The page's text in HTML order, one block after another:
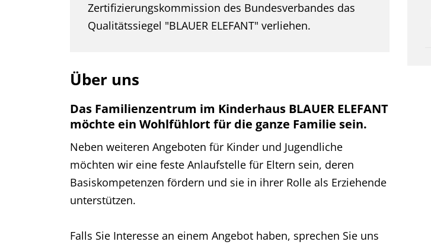
Zertifizierungskommission des Bundesverbandes das
Qualitätssiegel "BLAUER ELEFANT" verliehen.
Über uns
Das Familienzentrum im Kinderhaus BLAUER ELEFANT
möchte ein Wohlfühlort für die ganze Familie sein.
Neben weiteren Angeboten für Kinder und Jugendliche
möchten wir eine feste Anlaufstelle für Eltern sein, deren
Basiskompetenzen fördern und sie in ihrer Rolle als Erziehende
unterstützen.
Falls Sie Interesse an einem Angebot haben, sprechen Sie uns